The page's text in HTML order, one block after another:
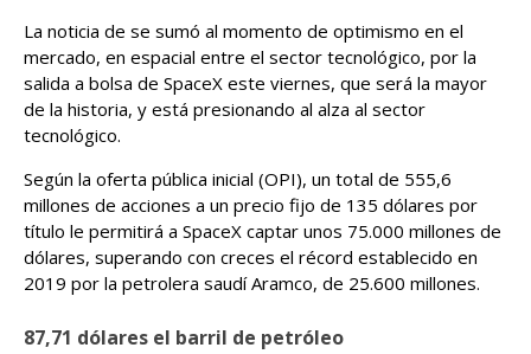
La noticia de se sumó al momento de optimismo en el
mercado, en espacial entre el sector tecnológico, por la
salida a bolsa de SpaceX este viernes, que será la mayor
de la historia, y está presionando al alza al sector
tecnológico.
Según la oferta pública inicial (OPI), un total de 555,6
millones de acciones a un precio fijo de 135 dólares por
título le permitirá a SpaceX captar unos 75.000 millones de
dólares, superando con creces el récord establecido en
2019 por la petrolera saudí Aramco, de 25.600 millones.
87,71 dólares el barril de petróleo